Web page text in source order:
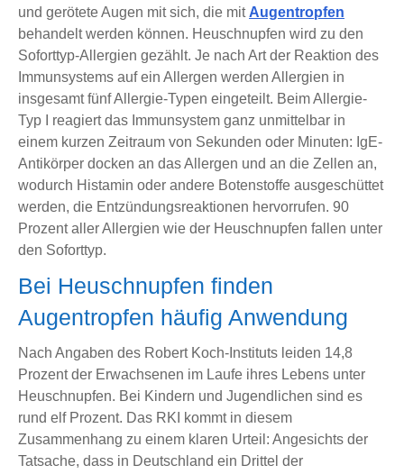
und gerötete Augen mit sich, die mit Augentropfen
behandelt werden können. Heuschnupfen wird zu den
Soforttyp-Allergien gezählt. Je nach Art der Reaktion des
Immunsystems auf ein Allergen werden Allergien in
insgesamt fünf Allergie-Typen eingeteilt. Beim Allergie-
Typ I reagiert das Immunsystem ganz unmittelbar in
einem kurzen Zeitraum von Sekunden oder Minuten: IgE-
Antikörper docken an das Allergen und an die Zellen an,
wodurch Histamin oder andere Botenstoffe ausgeschüttet
werden, die Entzündungsreaktionen hervorrufen. 90
Prozent aller Allergien wie der Heuschnupfen fallen unter
den Soforttyp.
Bei Heuschnupfen finden
Augentropfen häufig Anwendung
Nach Angaben des Robert Koch-Instituts leiden 14,8
Prozent der Erwachsenen im Laufe ihres Lebens unter
Heuschnupfen. Bei Kindern und Jugendlichen sind es
rund elf Prozent. Das RKI kommt in diesem
Zusammenhang zu einem klaren Urteil: Angesichts der
Tatsache, dass in Deutschland ein Drittel der